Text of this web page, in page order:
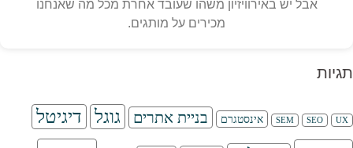
אבל יש באירוויזיון משהו שעובד אחרת מכל מה שאנחנו
מכירים על מותגים.
תגיות
SEM SEO UX אינסטגרם בניית אתרים גוגל דיגיטל